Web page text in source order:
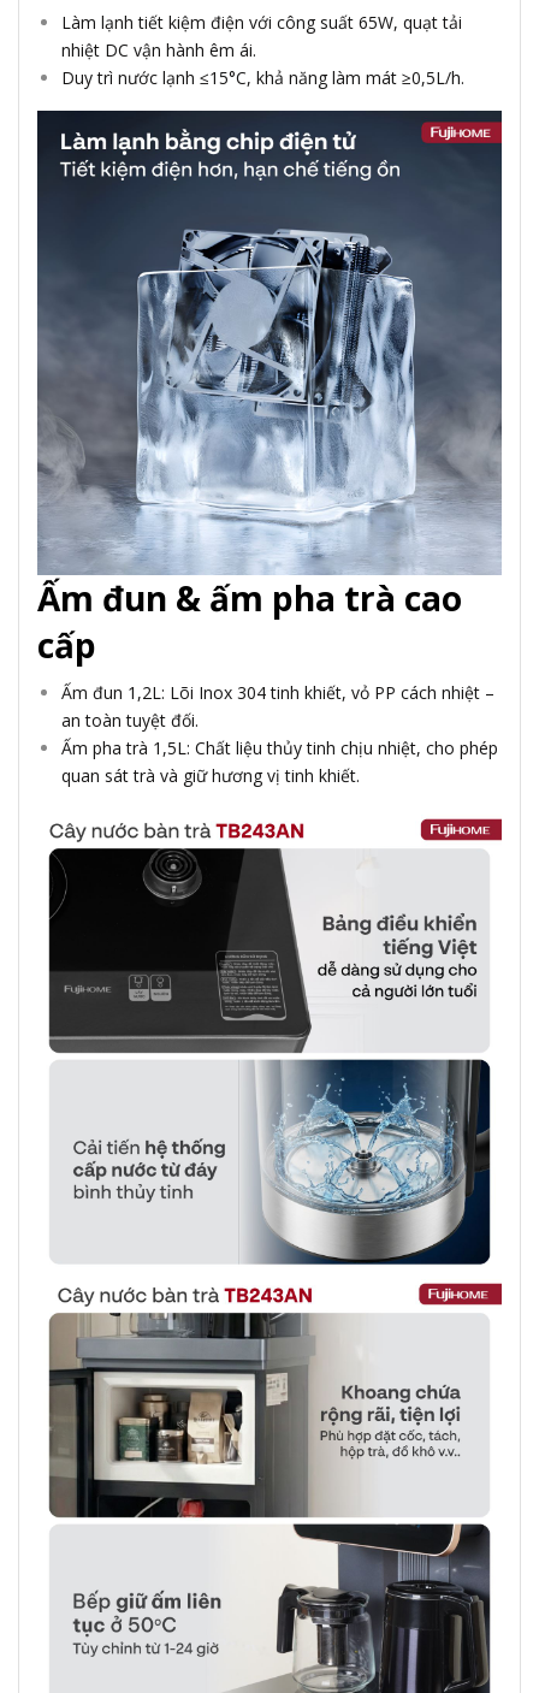
Làm lạnh tiết kiệm điện với công suất 65W, quạt tải
nhiệt DC vận hành êm ái.
Duy trì nước lạnh ≤15°C, khả năng làm mát ≥0,5L/h.
Ấm đun & ấm pha trà cao
cấp
Ấm đun 1,2L: Lõi Inox 304 tinh khiết, vỏ PP cách nhiệt –
an toàn tuyệt đối.
Ấm pha trà 1,5L: Chất liệu thủy tinh chịu nhiệt, cho phép
quan sát trà và giữ hương vị tinh khiết.